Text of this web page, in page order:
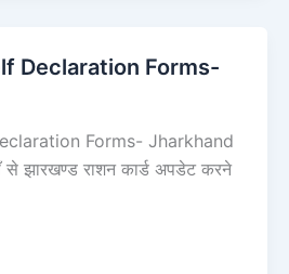
Declaration Forms-
Forms- Jharkhand
झारखण्ड राशन कार्ड अपडेट करने